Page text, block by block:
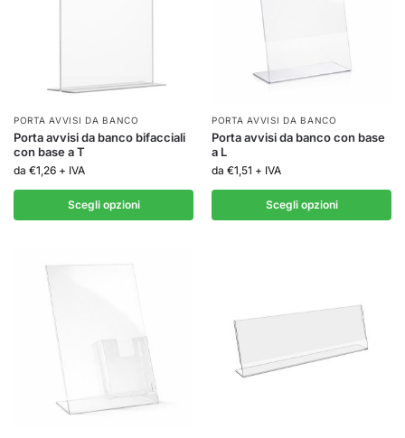
PORTA AVVISI DA BANCO
Porta avvisi da banco bifacciali
con base a T
da €1,26 + IVA
Scegli opzioni
PORTA AVVISI DA BANCO
Porta avvisi da banco con base
a L
da €1,51 + IVA
Scegli opzioni